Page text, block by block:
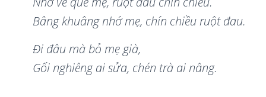
Bâng khuâng nhớ mẹ, chín chiều ruột đau.
Đi đâu mà bỏ mẹ già,
Gối nghiêng ai sửa, chén trà ai nâng.